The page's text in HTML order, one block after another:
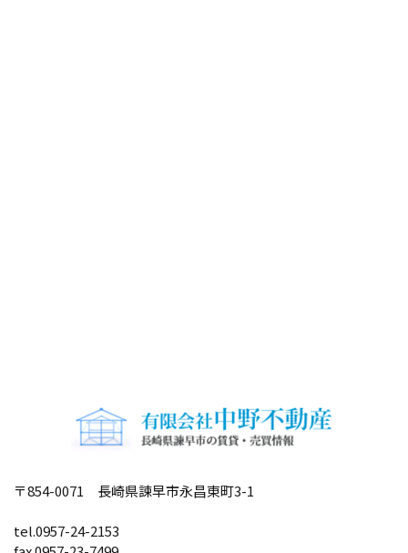
〒854-0071 長崎県諫早市永昌東町3-1
tel.0957-24-2153